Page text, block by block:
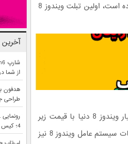
امروز Dell تبلت جدید ویندوز 8 خود با قیمت 499 دلار معرفی کرده است، اولین تبلت ویندوز 8
ادعا کرده که اولین تبلت تمام عیار ویندوز 8 دنیا با قیمت زیر
500 دلار که قادر به استفاده از کلیه امکانات سیستم عامل ویندوز 8 نیز
از شما
طراحی
4؛ کیس شارژ هوشمند و حذف نویز پیشرفته